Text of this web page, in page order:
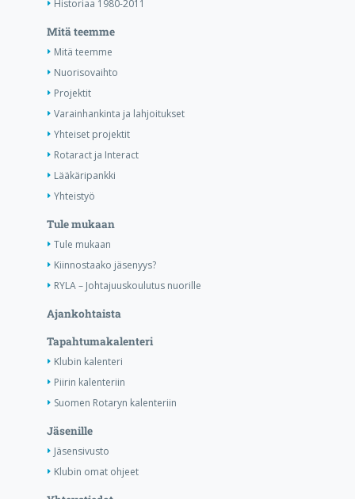
Historiaa 1980-2011
Mitä teemme
Mitä teemme
Nuorisovaihto
Projektit
Varainhankinta ja lahjoitukset
Yhteiset projektit
Rotaract ja Interact
Lääkäripankki
Yhteistyö
Tule mukaan
Tule mukaan
Kiinnostaako jäsenyys?
RYLA – Johtajuuskoulutus nuorille
Ajankohtaista
Tapahtumakalenteri
Klubin kalenteri
Piirin kalenteriin
Suomen Rotaryn kalenteriin
Jäsenille
Jäsensivusto
Klubin omat ohjeet